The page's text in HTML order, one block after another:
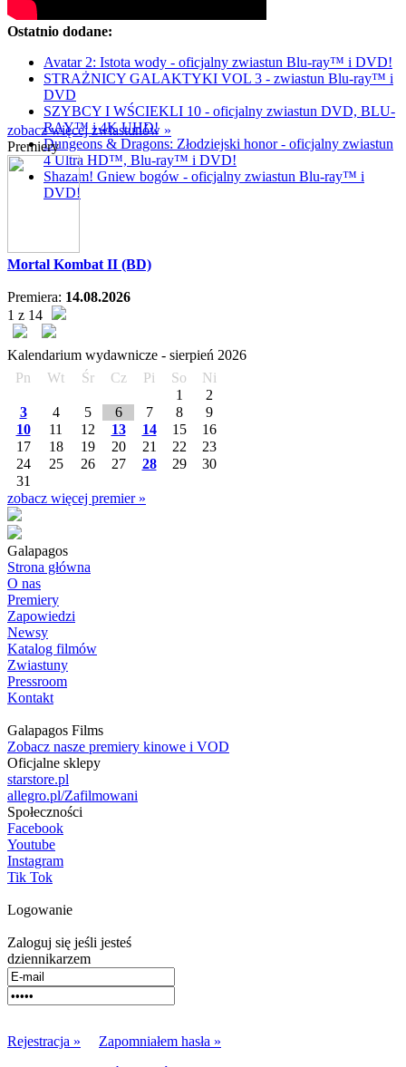
Ostatnio dodane:
Avatar 2: Istota wody - oficjalny zwiastun Blu-ray™ i DVD!
STRAŻNICY GALAKTYKI VOL 3 - zwiastun Blu-ray™ i
DVD
SZYBCY I WŚCIEKLI 10 - oficjalny zwiastun DVD, BLU-
RAY™ i 4K UHD!
Dungeons & Dragons: Złodziejski honor - oficjalny zwiastun
4 Ultra HD™, Blu-ray™ i DVD!
Shazam! Gniew bogów - oficjalny zwiastun Blu-ray™ i
DVD!
zobacz więcej zwiastunów »
Premiery
Mortal Kombat II (BD)
Premiera: 14.08.2026
1 z 14
Kalendarium wydawnicze - sierpień 2026
Pn
Wt Śr Cz Pi So
Ni
1
2
3
4 5 6 7 8
9
10
11 12 13 14 15
16
17
18 19 20 21 22
23
24
25 26 27 28 29
30
31
zobacz więcej premier »
Galapagos
Strona główna
O nas
Premiery
Zapowiedzi
Newsy
Katalog filmów
Zwiastuny
Pressroom
Kontakt
Galapagos Films
Zobacz nasze premiery kinowe i VOD
Oficjalne sklepy
starstore.pl
allegro.pl/Zafilmowani
Społeczności
Facebook
Youtube
Instagram
Tik Tok
Logowanie
Zaloguj się jeśli jesteś
dziennikarzem
Rejestracja »
Zapomniałem hasła »